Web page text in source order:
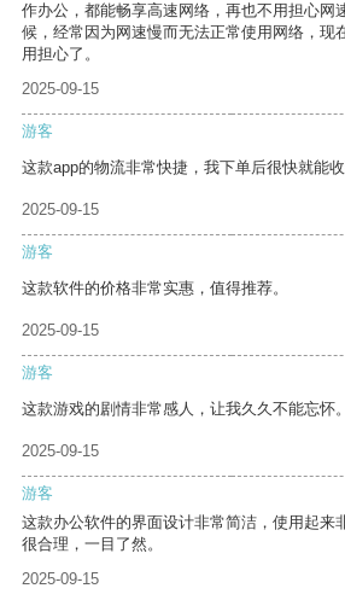
作办公，都能畅享高速网络，再也不用担心网
候，经常因为网速慢而无法正常使用网络，现
用担心了。
2025-09-15
游客
这款app的物流非常快捷，我下单后很快就能收
2025-09-15
游客
这款软件的价格非常实惠，值得推荐。
2025-09-15
游客
这款游戏的剧情非常感人，让我久久不能忘怀。
2025-09-15
游客
这款办公软件的界面设计非常简洁，使用起来
很合理，一目了然。
2025-09-15